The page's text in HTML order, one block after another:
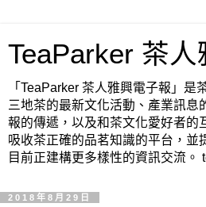
TeaParker 茶人
「TeaParker 茶人雅興電子報」是
三地茶的最新文化活動、產業訊息
報的傳遞，以及和茶文化愛好者的
吸收茶正確的品茗知識的平台，並
目前正建構更多樣性的資訊交流。
2018年8月29日